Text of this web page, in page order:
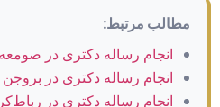
مطالب مرتبط:
انجام رساله دکتری در
انجام رساله دکتری در
انجام رساله دکتری در